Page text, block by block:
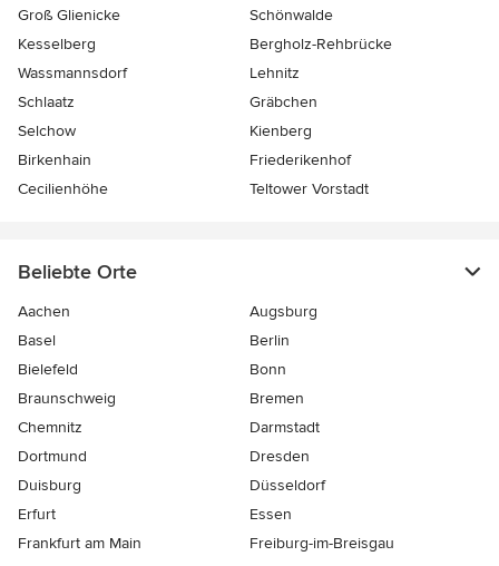
Groß Glienicke
Schönwalde
Kesselberg
Bergholz-Rehbrücke
Wassmannsdorf
Lehnitz
Schlaatz
Gräbchen
Selchow
Kienberg
Birkenhain
Friederikenhof
Cecilienhöhe
Teltower Vorstadt
Beliebte Orte
Aachen
Augsburg
Basel
Berlin
Bielefeld
Bonn
Braunschweig
Bremen
Chemnitz
Darmstadt
Dortmund
Dresden
Duisburg
Düsseldorf
Erfurt
Essen
Frankfurt am Main
Freiburg-im-Breisgau